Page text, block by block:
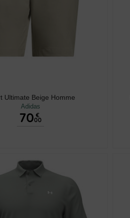
Ultimate Beige Homme
Adidas
70 €
00